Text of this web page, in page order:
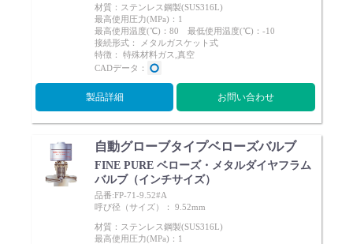
材質：ステンレス鋼製(SUS316L)
最高使用圧力(MPa)：1
最高使用温度(℃)：80 最低使用温度(℃)：-10
接続形式： メタルガスケット式
特徴： 特殊材料ガス,真空
CADデータ：
製品詳細 お問い合わせ
自動グローブタイプベローズバルブ
FINE PURE ベローズ・メタルダイヤフラム
バルブ（インチサイズ）
品番:FP-71-9.52#A
呼び径（サイズ）： 9.52mm
材質：ステンレス鋼製(SUS316L)
最高使用圧力(MPa)：1